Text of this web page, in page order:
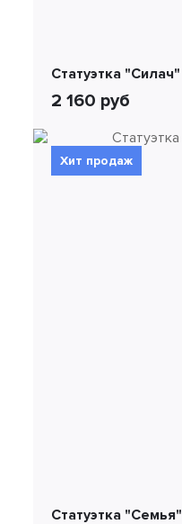
Статуэтка "Силач"
2 160 руб
Хит продаж
Статуэтка "Семья"